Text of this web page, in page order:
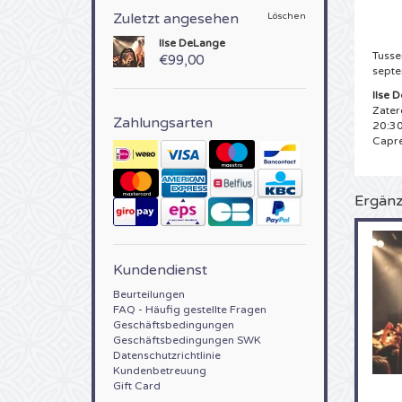
Zuletzt angesehen Löschen
Ilse DeLange
€99,00
Zahlungsarten
Kundendienst
Beurteilungen
FAQ - Häufig gestellte Fragen
Geschäftsbedingungen
Geschäftsbedingungen SWK
Datenschutzrichtlinie
Kundenbetreuung
Gift Card
Ilse